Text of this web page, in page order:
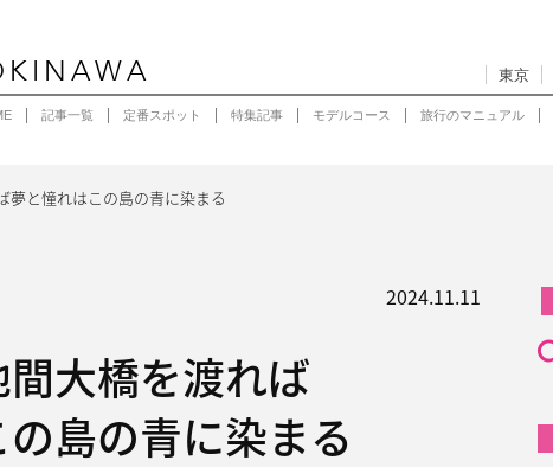
東京
記事一覧 定番スポット 特集記事 モデルコース 旅行のマニュアル
夢と憧れはこの島の青に染まる
2024.11.11
間大橋を渡れば
島の青に染まる